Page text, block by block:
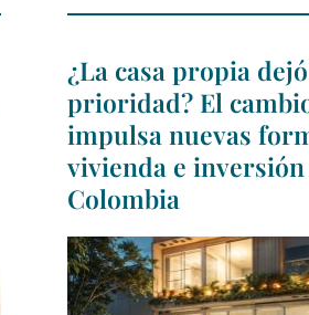
¿La casa propia
prioridad? El
impulsa nuevas
vivienda e
Colombia